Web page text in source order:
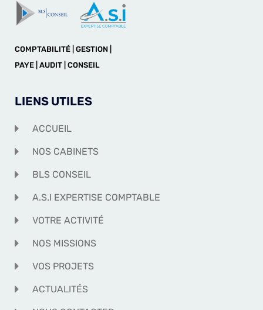
COMPTABILITÉ | GESTION |
PAYE | AUDIT | CONSEIL
LIENS UTILES
ACCUEIL
NOS CABINETS
BLS CONSEIL
A.S.I EXPERTISE COMPTABLE
VOTRE ACTIVITÉ
NOS MISSIONS
VOS PROJETS
ACTUALITÉS